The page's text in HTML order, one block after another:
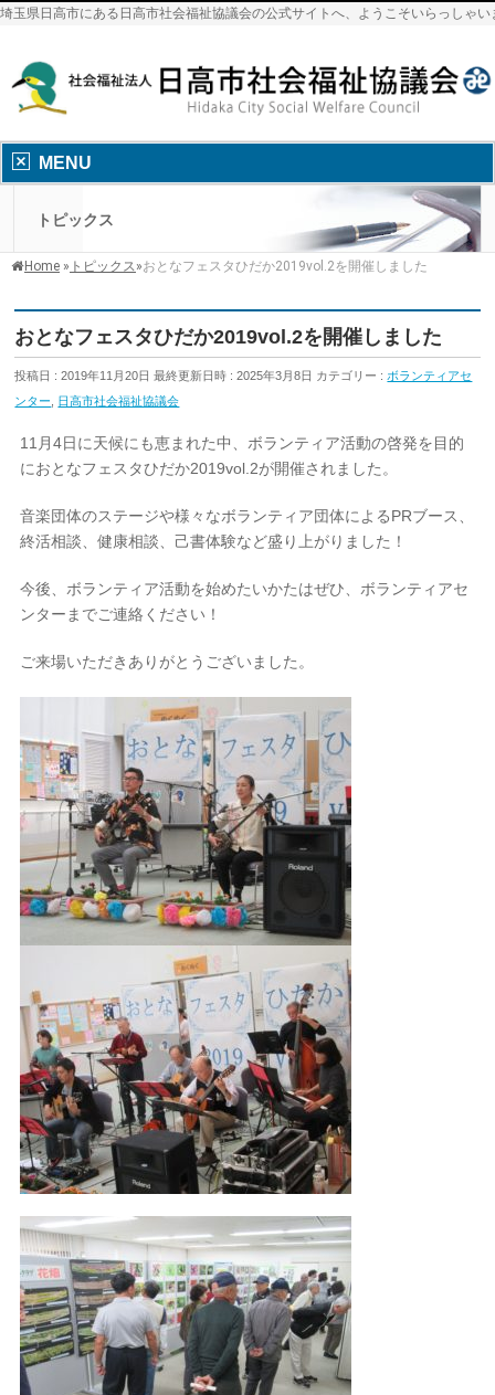
埼玉県日高市にある日高市社会福祉協議会の公式サイトへ、ようこそいらっしゃい
MENU
トピックス
Home » トピックス »おとなフェスタひだか2019vol.2を開催しました
おとなフェスタひだか2019vol.2を開催しました
投稿日 : 2019年11月20日 最終更新日時 : 2025年3月8日 カテゴリー : ボランティアセ
ンター
日高市社会福祉協議会
11月4日に天候にも恵まれた中、ボランティア活動の啓発を目的
におとなフェスタひだか2019vol.2が開催されました。
音楽団体のステージや様々なボランティア団体によるPRブース、
終活相談、健康相談、己書体験など盛り上がりました！
今後、ボランティア活動を始めたいかたはぜひ、ボランティアセ
ンターまでご連絡ください！
ご来場いただきありがとうございました。